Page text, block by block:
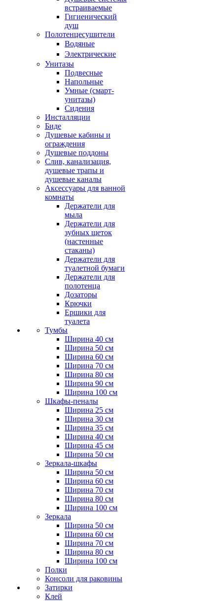
встраиваемые
Гигиенический
душ
Полотенцесушители
ㅤВодяные
ㅤЭлектрические
Унитазы
Подвесные
Напольные
Умные (смарт-
унитазы)
Сидения
Инсталляции
Биде
Душевые кабины и
ограждения
Душевые поддоны
Слив, канализация,
душевые трапы и
душевые каналы
Аксессуары для ванной
комнаты
Держатели для
мыла
Держатели для
зубных щеток
(настенные
стаканы)
Держатели для
туалетной бумаги
Держатели для
полотенца
Дозаторы
Крючки
Ершики для
туалета
Тумбы
Ширина 40 см
Ширина 50 см
Ширина 60 см
Ширина 70 см
Ширина 80 см
Ширина 90 см
Ширина 100 см
Шкафы-пеналы
Ширина 25 см
Ширина 30 см
Ширина 35 см
Ширина 40 см
Ширина 45 см
Ширина 50 см
Зеркала-шкафы
Ширина 50 см
Ширина 60 см
Ширина 70 см
Ширина 80 см
Ширина 100 см
Зеркала
Ширина 50 см
Ширина 60 см
Ширина 70 см
Ширина 80 см
Ширина 100 см
Полки
Консоли для раковины
Затирки
Клей